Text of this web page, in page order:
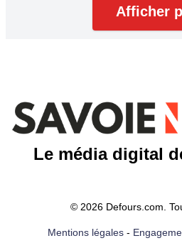
Afficher
Le média digital
© 2026 Defours.com.
Mentions légales-